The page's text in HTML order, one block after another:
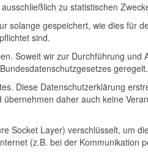
zu statistischen
solange gespeichert, wie dies für
sind.
Soweit wir zur Durchführung
geregelt.
Diese Datenschutzerklärung
daher auch keine
Socket Layer) verschlüsselt, um
(z.B. bei der